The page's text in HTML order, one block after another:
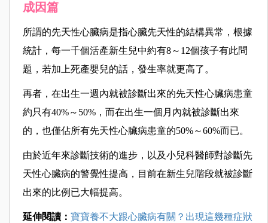
成因篇
所謂的先天性心臟病是指心臟先天性的結構異常，根據
統計，每一千個活產新生兒中約有8～12個孩子有此問
題，若加上死產嬰兒的話，發生率就更高了。
再者，在出生一週內就被診斷出來的先天性心臟病患童
約只有40%～50%，而在出生一個月內就被診斷出來
的，也僅佔所有先天性心臟病患童的50%～60%而已。
由於近年來診斷技術的進步，以及小兒科醫師對診斷先
天性心臟病的警覺性提高，目前在新生兒階段就被診斷
出來的比例已大幅提高。
延伸閱讀： 寶寶養不大跟心臟病有關？出現這幾種症狀